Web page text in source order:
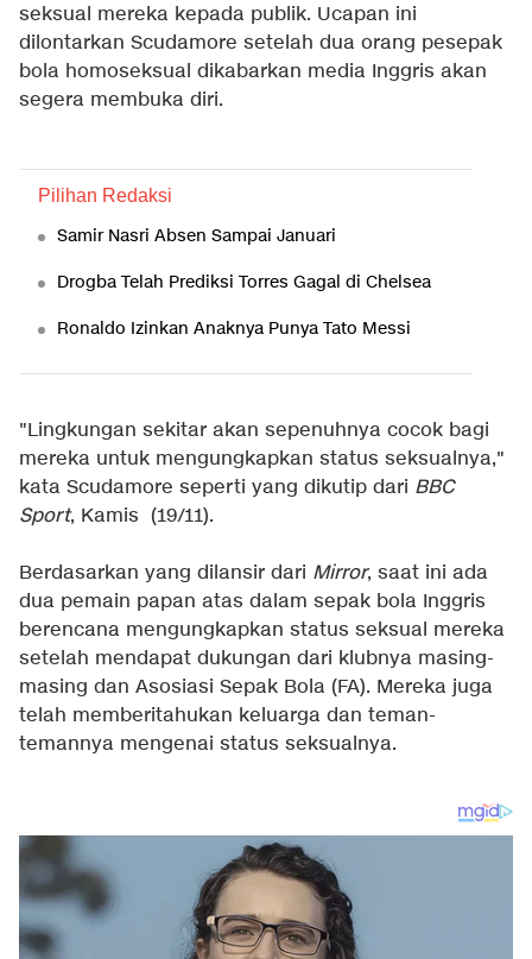
seksual mereka kepada publik. Ucapan ini
dilontarkan Scudamore setelah dua orang pesepak
bola homoseksual dikabarkan media Inggris akan
segera membuka diri.
Pilihan Redaksi
Samir Nasri Absen Sampai Januari
Drogba Telah Prediksi Torres Gagal di Chelsea
Ronaldo Izinkan Anaknya Punya Tato Messi
"Lingkungan sekitar akan sepenuhnya cocok bagi
mereka untuk mengungkapkan status seksualnya,"
kata Scudamore seperti yang dikutip dari BBC
Sport, Kamis (19/11).
Berdasarkan yang dilansir dari Mirror, saat ini ada
dua pemain papan atas dalam sepak bola Inggris
berencana mengungkapkan status seksual mereka
setelah mendapat dukungan dari klubnya masing-
masing dan Asosiasi Sepak Bola (FA). Mereka juga
telah memberitahukan keluarga dan teman-
temannya mengenai status seksualnya.